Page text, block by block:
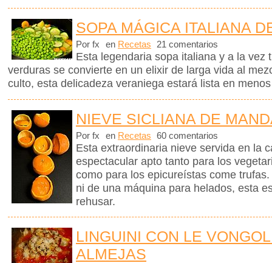
SOPA MÁGICA ITALIANA
Por fx en Recetas 21 comentarios
Esta legendaria sopa italiana y a la vez
verduras se convierte en un elixir de larga vida al
culto, esta delicadeza veraniega estará lista en
NIEVE SICLIANA DE
Por fx en Recetas 60 comentarios
Esta extraordinaria nieve servida en la
espectacular apto tanto para los
como para los epicureístas come
ni de una máquina para helados, esta
rehusar.
LINGUINI CON LE
ALMEJAS